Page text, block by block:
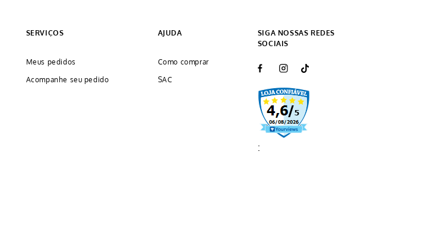
SERVIÇOS
Meus pedidos
Acompanhe seu pedido
AJUDA
Como comprar
SAC
SIGA NOSSAS REDES
SOCIAIS
: